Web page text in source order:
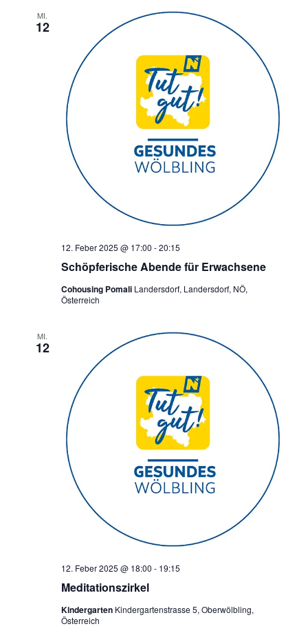
MI.
12
Schöpferische Abende für Erwachsene
12. Feber 2025 @ 17:00 -20:15
Cohousing Pomali Landersdorf, Landersdorf, NÖ,
Österreich
MI.
12
Meditationszirkel
12. Feber 2025 @ 18:00 - 19:15
Kindergarten Kindergartenstrasse 5, Oberwölbling,
Österreich